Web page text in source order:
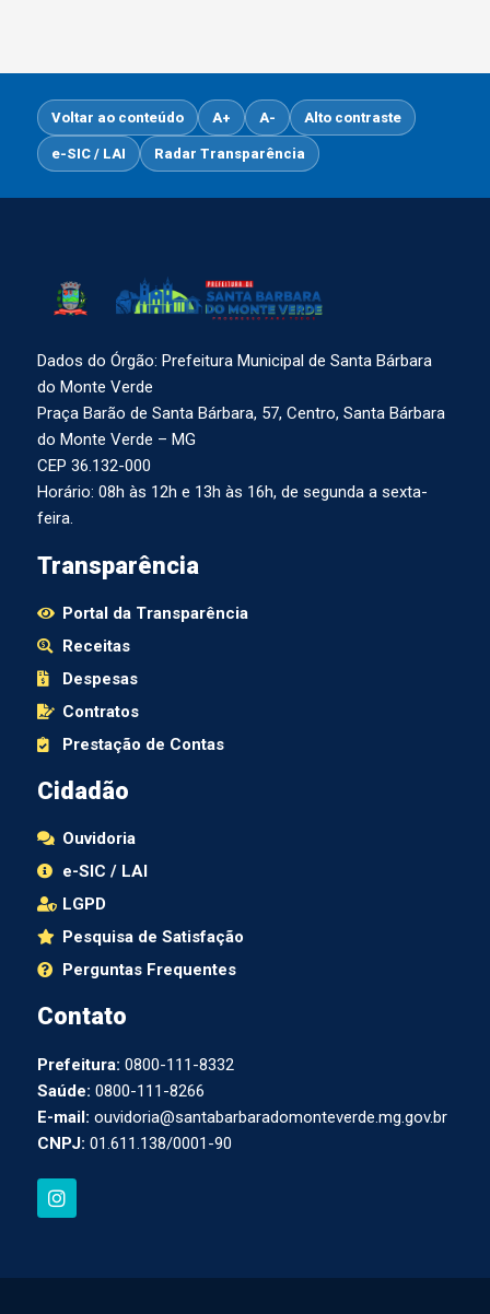
Voltar ao conteúdo A+ A- Alto contraste
e-SIC / LAI Radar Transparência
Dados do Órgão: Prefeitura Municipal de Santa Bárbara
do Monte Verde
Praça Barão de Santa Bárbara, 57, Centro, Santa Bárbara
do Monte Verde – MG
CEP 36.132-000
Horário: 08h às 12h e 13h às 16h, de segunda a sexta-
feira.
Transparência
Portal da Transparência
Receitas
Despesas
Contratos
Prestação de Contas
Cidadão
Ouvidoria
e-SIC / LAI
LGPD
Pesquisa de Satisfação
Perguntas Frequentes
Contato
Prefeitura: 0800-111-8332
Saúde: 0800-111-8266
E-mail: ouvidoria@santabarbaradomonteverde.mg.gov.br
CNPJ: 01.611.138/0001-90
I
n
s
g